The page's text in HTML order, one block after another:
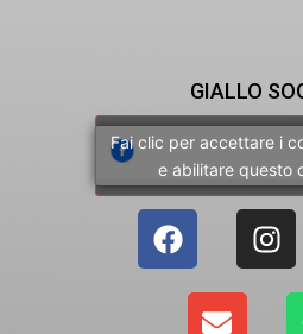
GIALLO
Fai clic per accettare i
e abilitare questo